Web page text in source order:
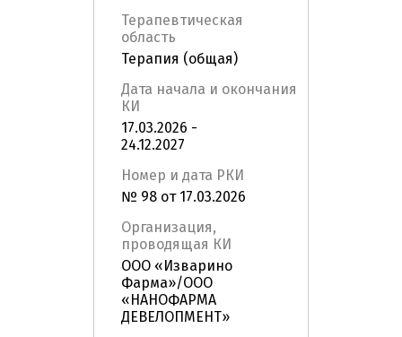
Терапевтическая
область
Терапия (общая)
Дата начала и окончания
КИ
17.03.2026 -
24.12.2027
Номер и дата РКИ
№ 98 от 17.03.2026
Организация,
проводящая КИ
ООО «Изварино
Фарма»/ООО
«НАНОФАРМА
ДЕВЕЛОПМЕНТ»